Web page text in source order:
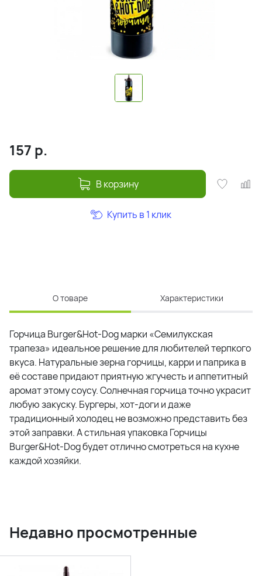
157 р.
В корзину
Купить в 1 клик
О товаре Характеристики
Горчица Burger&Hot-Dog марки «Семилукская
трапеза» идеальное решение для любителей терпкого
вкуса. Натуральные зерна горчицы, карри и паприка в
её составе придают приятную жгучесть и аппетитный
аромат этому соусу. Солнечная горчица точно украсит
любую закуску. Бургеры, хот-доги и даже
традиционный холодец не возможно представить без
этой заправки. А стильная упаковка Горчицы
Burger&Hot-Dog будет отлично смотреться на кухне
каждой хозяйки.
Недавно просмотренные